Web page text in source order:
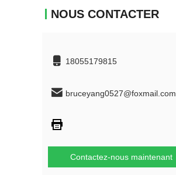
NOUS CONTACTER
18055179815
bruceyang0527@foxmail.com
Contactez-nous maintenant